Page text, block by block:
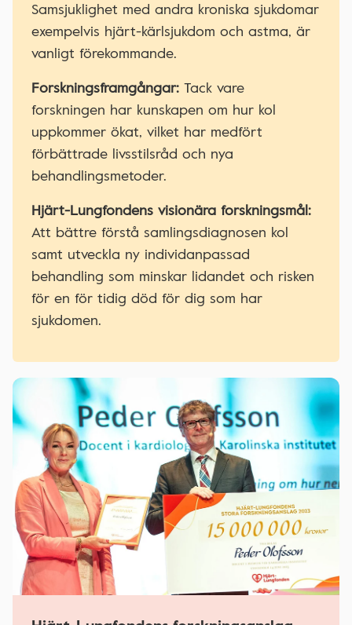
Samsjuklighet med andra kroniska sjukdomar
exempelvis hjärt-kärlsjukdom och astma, är
vanligt förekommande.
Forskningsframgångar: Tack vare
forskningen har kunskapen om hur kol
uppkommer ökat, vilket har medfört
förbättrade livsstilsråd och nya
behandlingsmetoder.
Hjärt-Lungfondens visionära forskningsmål:
Att bättre förstå samlingsdiagnosen kol
samt utveckla ny individanpassad
behandling som minskar lidandet och risken
för en för tidig död för dig som har
sjukdomen.